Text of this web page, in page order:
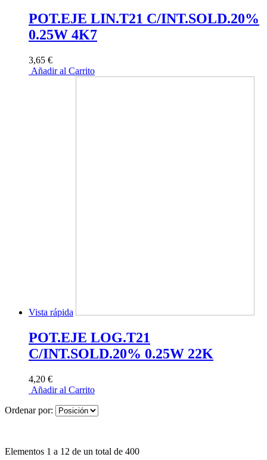
POT.EJE LIN.T21 C/INT.SOLD.20%
0.25W 4K7
3,65 €
Añadir al Carrito
Vista rápida
POT.EJE LOG.T21
C/INT.SOLD.20% 0.25W 22K
4,20 €
Añadir al Carrito
Ordenar por:
Elementos 1 a 12 de un total de 400